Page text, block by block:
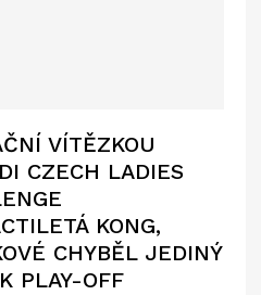
VÍTĚZKOU
CZECH LADIES
KONG,
CHYBĚL JEDINÝ
PLAY-OFF